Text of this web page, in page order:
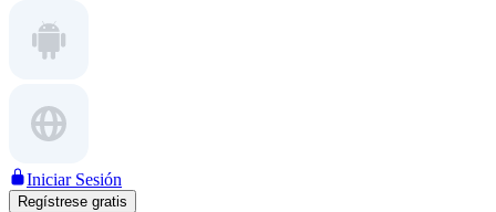
Iniciar Sesión
Regístrese gratis